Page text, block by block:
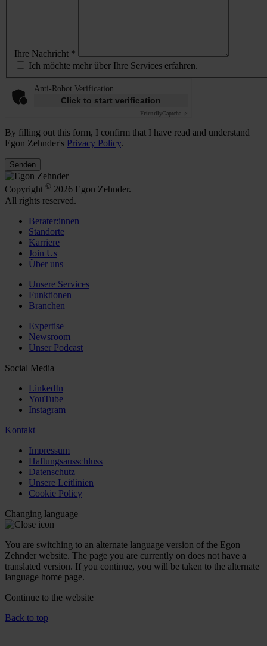
Ihre Nachricht *
Ich möchte mehr über Ihre Services erfahren.
Anti-Robot Verification
Click to start verification
FriendlyCaptcha ⇗
By filling out this form, I confirm that I have read and understand
Egon Zehnder's Privacy Policy.
Senden
Copyright © 2026 Egon Zehnder.
All rights reserved.
Berater:innen
Standorte
Karriere
Join Us
Über uns
Unsere Services
Funktionen
Branchen
Expertise
Newsroom
Unser Podcast
Social Media
LinkedIn
YouTube
Instagram
Kontakt
Impressum
Haftungsausschluss
Datenschutz
Unsere Leitlinien
Cookie Policy
Changing language
You are switching to an alternate language version of the Egon
Zehnder website. The page you are currently on does not have a
translated version. If you continue, you will be taken to the alternate
language home page.
Continue to the website
Back to top